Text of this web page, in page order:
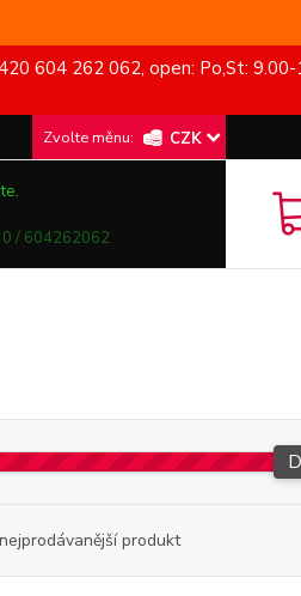
604 262 062, open: Po,St:
CZK
/ 604262062
produkt